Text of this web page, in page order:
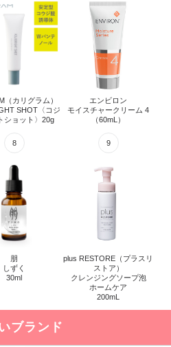
TOMOnoKURA
朋の蔵
数量限定の実験的ブランド。
ご使用者様の声とともに、製品をアップ
デートします。
@dds
アットディディエス
紫外線や施術後の肌ダメージを
内側からケアする
医療機関専売サプリメント